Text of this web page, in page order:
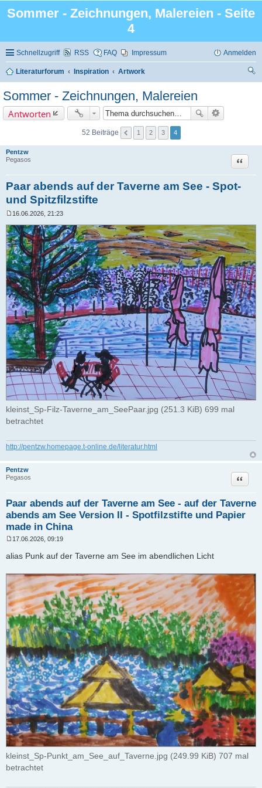
Sommer - Zeichnungen, Malereien - Seite
4
Schnellzugriff RSS FAQ Impressum Anmelden
Literaturforum Inspiration
Artwork
Sommer - Zeichnungen, Malereien
Antworten
52 Beiträge 1 2 3 4
Pentzw
Pegasos
Paar abends auf der Taverne am See - Spot-
und Spitzfilzstifte
Zitat
e
i
t
r
a
g
16.06.2026, 21:23
kleinst_Sp-Filz-Taverne_am_SeePaar.jpg (251.3 KiB) 699 mal
betrachtet
http://pentzw.homepage.t-online.de/literatur.html
Pentzw
Pegasos
Paar abends auf der Taverne am See - auf der Taverne
abends am See Version II - Spotfilzstifte und Papier
made in China
Zitat
e
i
r
a
g
17.06.2026, 09:19
alias Punk auf der Taverne am See im abendlichen Licht
kleinst_Sp-Punkt_am_See_auf_Taverne.jpg (249.99 KiB) 707 mal
betrachtet